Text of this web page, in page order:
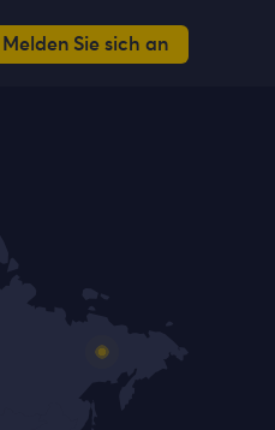
Melden Sie sich an